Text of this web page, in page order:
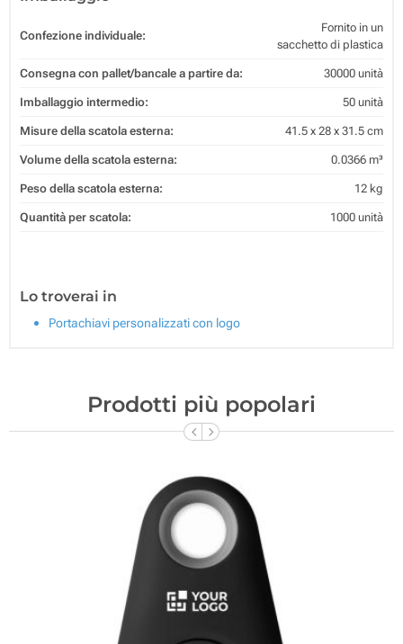
Confezione individuale:
Fornito in un
sacchetto di plastica
Consegna con pallet/bancale a partire da: 30000 unità
Imballaggio intermedio: 50 unità
Misure della scatola esterna: 41.5 x 28 x 31.5 cm
Volume della scatola esterna: 0.0366 m³
Peso della scatola esterna: 12 kg
Quantità per scatola: 1000 unità
Lo troverai in
Portachiavi personalizzati con logo
Prodotti più popolari